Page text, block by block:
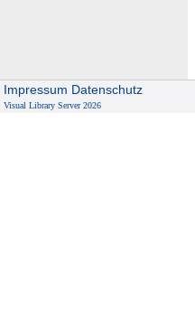
Impressum Datenschutz
Visual Library Server 2026